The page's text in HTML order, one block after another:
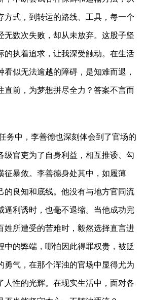
方式，到转运的路线、工具，每一个
无数次失败，却从未放弃。这股子坚
的执着追求，让我深受触动。在生活
看似无法逾越的障碍，是知难而退，
直前，为梦想拼尽全力？答案不言而
中，李善德也深刻体会到了官场的
级官吏为了自身利益，相互推诿、勾
征暴敛。李善德身处其中，如履薄
的良知和底线。他没有与地方官同流
逼利诱时，也毫不退缩。当他成功完
姓所遭受的苦难时，毅然选择直言进
中的弊端，哪怕因此得罪权贵，被贬
勇气，在那个浑浊的官场中显得尤为
人性的光辉。在现实生活中，面对各